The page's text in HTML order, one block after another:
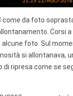
come da foto
Corsi a
foto. Sul
si allontanava,
di ripresa come se